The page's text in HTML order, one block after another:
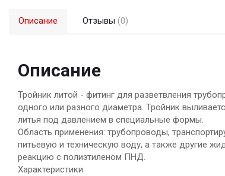
Описание Отзывы (0)
Описание
Тройник литой - фитинг для разветвления
одного или разного диаметра. Тройник
литья под давлением в специальные формы.
Область применения: трубопроводы,
питьевую и техническую воду, а также другие
реакцию с полиэтиленом ПНД.
Характеристики